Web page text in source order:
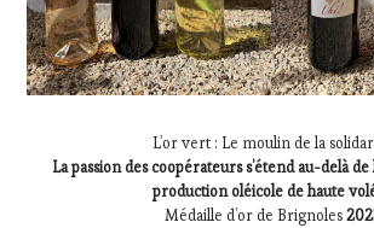
L’or vert : Le moulin de la
La passion des coopérateurs s’étend au-delà
production oléicole de haute
Médaille d’or de Brignoles